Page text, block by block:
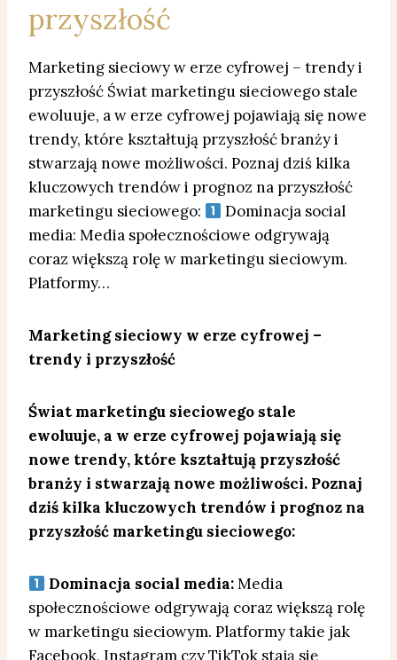
przyszłość
Marketing sieciowy w erze cyfrowej – trendy i
przyszłość Świat marketingu sieciowego stale
ewoluuje, a w erze cyfrowej pojawiają się nowe
trendy, które kształtują przyszłość branży i
stwarzają nowe możliwości. Poznaj dziś kilka
kluczowych trendów i prognoz na przyszłość
marketingu sieciowego:
Dominacja social
media: Media społecznościowe odgrywają
coraz większą rolę w marketingu sieciowym.
Platformy…
Marketing sieciowy w erze cyfrowej –
trendy i przyszłość
Świat marketingu sieciowego stale
ewoluuje, a w erze cyfrowej pojawiają się
nowe trendy, które kształtują przyszłość
branży i stwarzają nowe możliwości. Poznaj
dziś kilka kluczowych trendów i prognoz na
przyszłość marketingu sieciowego:
Dominacja social media:Media
społecznościowe odgrywają coraz większą rolę
w marketingu sieciowym. Platformy takie jak
Facebook, Instagram czy TikTok stają się